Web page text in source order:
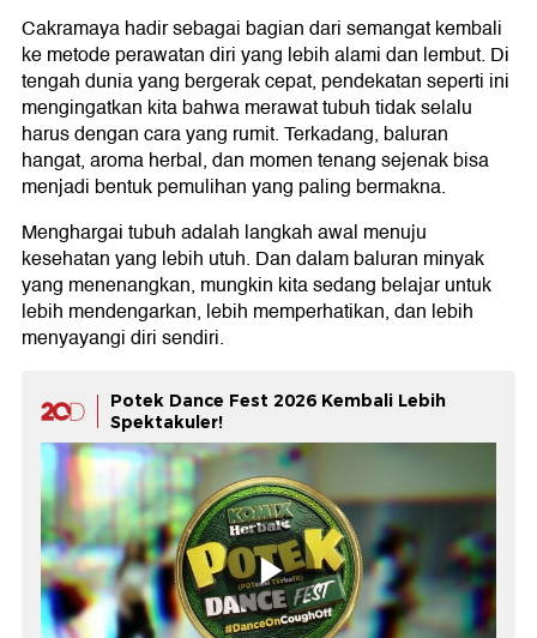
Cakramaya hadir sebagai bagian dari semangat kembali
ke metode perawatan diri yang lebih alami dan lembut. Di
tengah dunia yang bergerak cepat, pendekatan seperti ini
mengingatkan kita bahwa merawat tubuh tidak selalu
harus dengan cara yang rumit. Terkadang, baluran
hangat, aroma herbal, dan momen tenang sejenak bisa
menjadi bentuk pemulihan yang paling bermakna.
Menghargai tubuh adalah langkah awal menuju
kesehatan yang lebih utuh. Dan dalam baluran minyak
yang menenangkan, mungkin kita sedang belajar untuk
lebih mendengarkan, lebih memperhatikan, dan lebih
menyayangi diri sendiri.
Potek Dance Fest 2026 Kembali Lebih
Spektakuler!